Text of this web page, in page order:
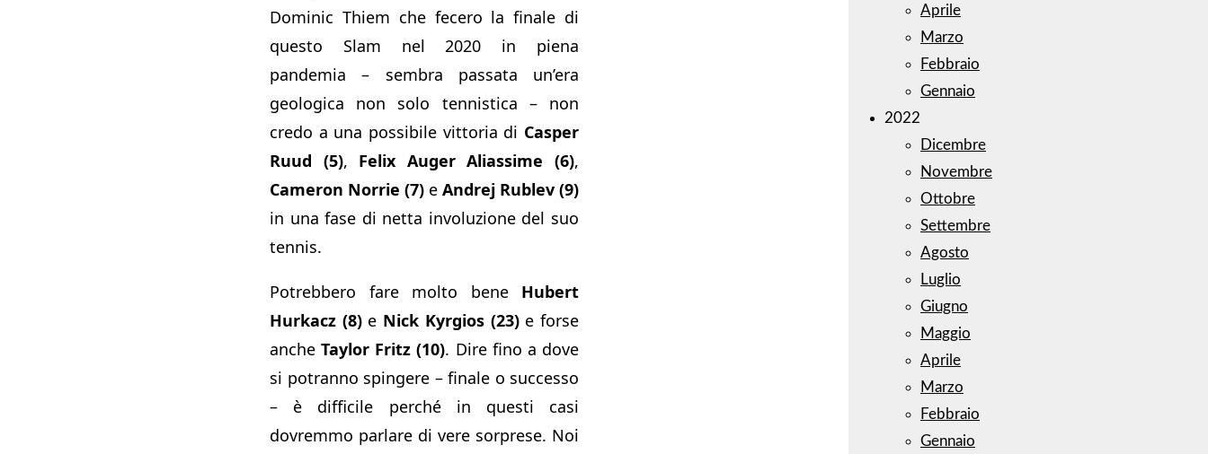
Dominic Thiem che fecero la finale di
questo Slam nel 2020 in piena
pandemia – sembra passata un’era
geologica non solo tennistica – non
credo a una possibile vittoria di Casper
Ruud (5), Felix Auger Aliassime (6),
Cameron Norrie (7) e Andrej Rublev (9)
in una fase di netta involuzione del suo
tennis.
Potrebbero fare molto bene Hubert
Hurkacz (8)e Nick Kyrgios (23)e forse
ancheTaylor Fritz (10). Dire fino a dove
si potranno spingere – finale o successo
– è difficile perché in questi casi
dovremmo parlare di vere sorprese. Noi
Aprile
Marzo
Febbraio
Gennaio
2022
Dicembre
Novembre
Ottobre
Settembre
Agosto
Luglio
Giugno
Maggio
Aprile
Marzo
Febbraio
Gennaio